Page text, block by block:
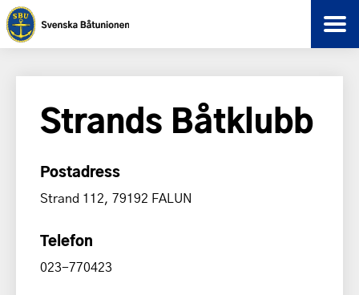
Strands Båtklubb
Postadress
Strand 112, 79192 FALUN
Telefon
023-770423